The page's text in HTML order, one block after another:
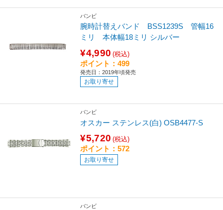
バンビ
腕時計替えバンド BSS1239S 管幅16
ミリ 本体幅18ミリ シルバー
¥4,990 (税込)
ポイント：499
発売日：2019年頃発売
お取り寄せ
バンビ
オスカー ステンレス(白) OSB4477-S
¥5,720 (税込)
ポイント：572
お取り寄せ
バンビ